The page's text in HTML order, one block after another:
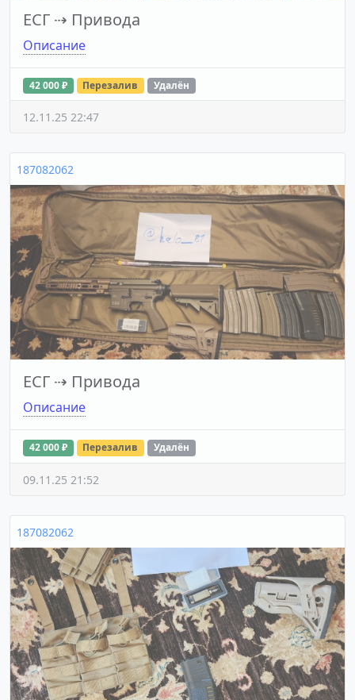
ЕСГ ⇢ Привода
Описание
42 000 ₽ Перезалив Удалён
12.11.25 22:47
187082062
ЕСГ ⇢ Привода
Описание
42 000 ₽ Перезалив Удалён
09.11.25 21:52
187082062